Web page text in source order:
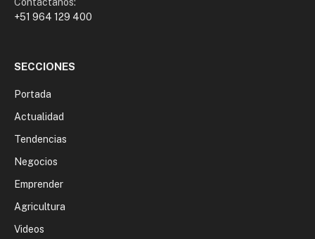
Contáctanos:
+51 964 129 400
SECCIONES
Portada
Actualidad
Tendencias
Negocios
Emprender
Agricultura
Videos